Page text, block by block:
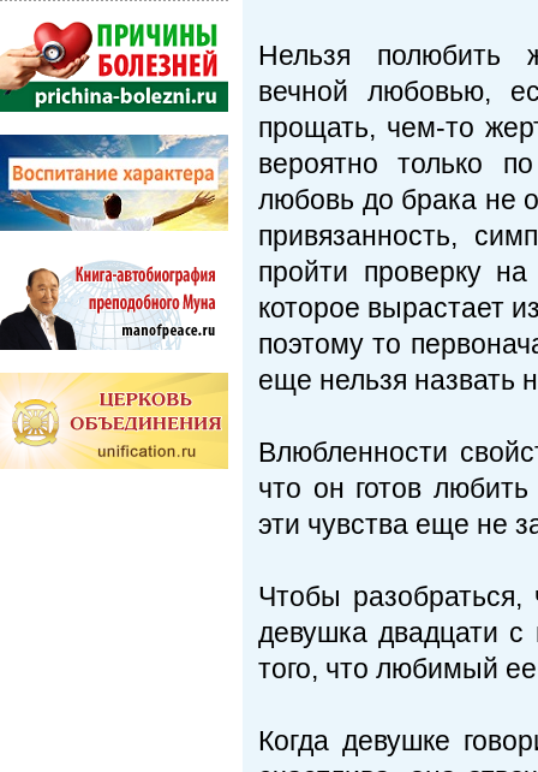
Нельзя полюбить
вечной любовью,
прощать, чем-то
вероятно только
любовь до брака не
привязанность,
пройти проверку
которое вырастает
поэтому то
еще нельзя назвать
Влюбленности
что он готов
эти чувства еще не
Чтобы
девушка двадцати
того, что любимый
Когда девушке